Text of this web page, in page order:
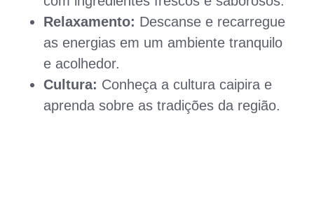
Relaxamento: Descanse e recarregue
as energias em um ambiente tranquilo
e acolhedor.
Cultura: Conheça a cultura caipira e
aprenda sobre as tradições da região.